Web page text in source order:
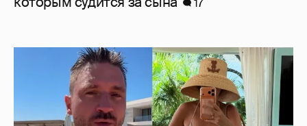
От Шанхая до Мальдив: как отдыхают
Сергей Лазарев с детьми, Ксения Собчак
и Наиля Аскер-заде
8